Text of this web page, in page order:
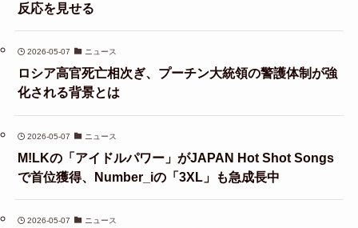
反応を見せる
2026-05-07 ニュース
ロシア高官死亡相次ぎ、プーチン大統領の警護体制が強
化される背景とは
2026-05-07 ニュース
M!LKの「アイドルパワー」がJAPAN Hot Shot Songs
で首位獲得、Number_iの「3XL」も急成長中
2026-05-07 ニュース